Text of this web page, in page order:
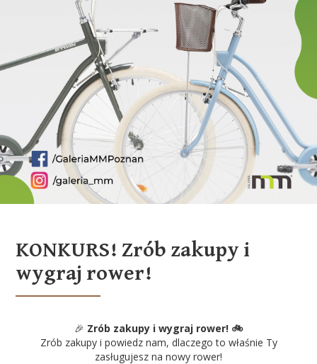
KONKURS! Zrób zakupy i
wygraj rower!
🎉 Zrób zakupy i wygraj rower! 🚲
Zrób zakupy i powiedz nam, dlaczego to właśnie Ty
zasługujesz na nowy rower!